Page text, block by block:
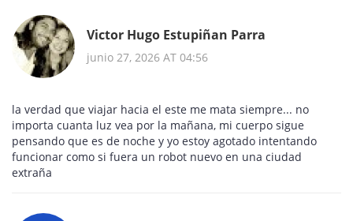
Victor Hugo Estupiñan Parra
junio 27, 2026 AT 04:56
la verdad que viajar hacia el este me mata siempre... no
importa cuanta luz vea por la mañana, mi cuerpo sigue
pensando que es de noche y yo estoy agotado intentando
funcionar como si fuera un robot nuevo en una ciudad
extraña